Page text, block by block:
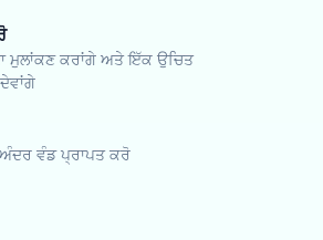
ਮੁਲਾਂਕਣ ਕਰਾਂਗੇ ਅਤੇ ਇੱਕ ਉਚਿਤ
ਅੰਦਰ ਵੰਡ ਪ੍ਰਾਪਤ ਕਰੋ